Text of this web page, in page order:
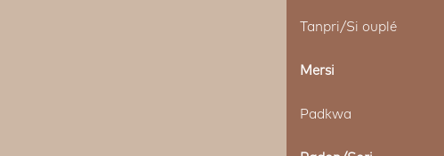
Tanpri/Si ouplé
Mersi
Padkwa